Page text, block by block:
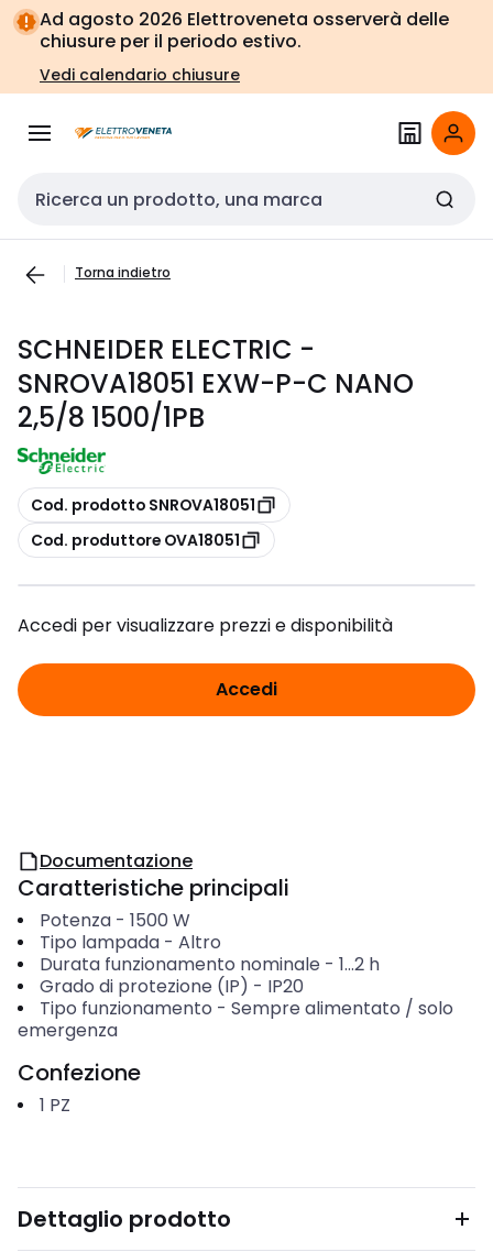
Vai alla
navigazione
Vai
alla
pagina
Ad agosto 2026 Elettroveneta osserverà delle
chiusure per il periodo estivo.
Vedi calendario chiusure
Cerca input
Torna indietro
SCHNEIDER ELECTRIC -
SNROVA18051 EXW-P-C NANO
2,5/8 1500/1PB
copia
Cod. prodotto SNROVA18051
copia
Cod. produttore OVA18051
Accedi per visualizzare prezzi e disponibilità
Accedi
Documentazione
Caratteristiche principali
Potenza- 1500 W
Tipo lampada- Altro
Durata funzionamento nominale - 1...2 h
Grado di protezione (IP) - IP20
Tipo funzionamento - Sempre alimentato / solo
emergenza
Confezione
1 PZ
Dettaglio prodotto